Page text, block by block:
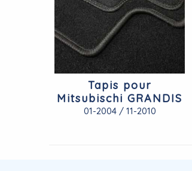
Tapis pour
Mitsubischi GRANDIS
01-2004 / 11-2010